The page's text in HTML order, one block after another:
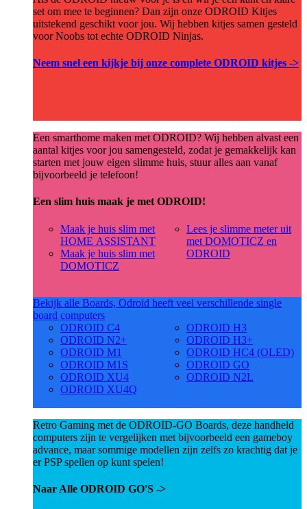
set om mee te beginnen? Dan zijn onze ODROID Kitjes
uitstekend geschikt voor jou. Wij hebben kitjes samen gesteld
voor Noobs tot echte ODROID Ninjas.
Neem snel een kijkje bij onze complete ODROID kitjes ->
Een smarthome maken met ODROID? Wij hebben alvast een
aantal kitjes voor jou samengesteld, zodat je gemakkelijk kan
starten met jouw eigen slimme huis, stuur alles aan vanaf
bijvoorbeeld je telefoon!
Een slim huis maak je met ODROID!
Maak je huis slim met
HOME ASSISTANT
Maak je huis slim met
DOMOTICZ
Lees je slimme meter uit
met DOMOTICZ en
ODROID
Bekijk alle Boards, Odroid heeft veel verschillende single
board computers
ODROID C4
ODROID N2+
ODROID M1
ODROID M1S
ODROID XU4
ODROID XU4Q
ODROID H3
ODROID H3+
ODROID HC4 (OLED)
ODROID GO
ODROID N2L
Retro Gaming met de ODROID-GO Boards, deze handheld
computers zijn te vergelijken met bijvoorbeeld een gameboy
advance, maar sommige modellen zijn zelfs zo krachtig dat je
er PSP spellen op kunt spelen!
Naar Alle ODROID GO'S ->